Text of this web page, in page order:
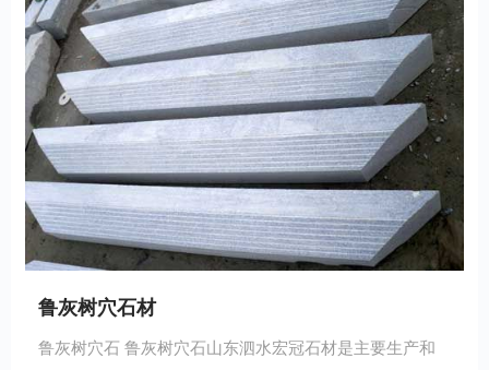
鲁灰树穴石材
鲁灰树穴石 鲁灰树穴石山东泗水宏冠石材是主要生产和